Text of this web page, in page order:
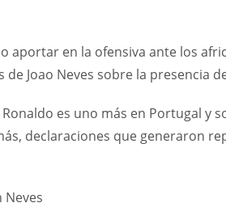
aportar en la ofensiva ante los
Joao Neves sobre la presencia
es uno más en Portugal y
declaraciones que generaron